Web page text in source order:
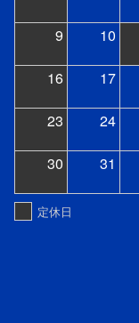
9 10
16 17
23 24
30 31
定休日